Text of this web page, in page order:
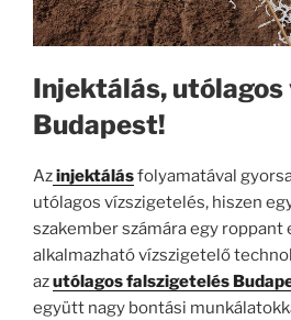
Injektálás,
Budapest!
Azinjektálásfolyamatával
utólagos vízszigetelés, hiszen
szakember számára egy roppant
alkalmazható vízszigetelő
azutólagos falszigetelés
együtt nagy bontási